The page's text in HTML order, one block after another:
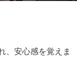
、安心感を覚えま